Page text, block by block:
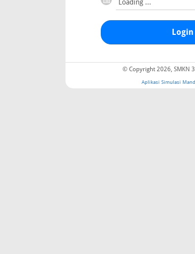
Login
© Copyright 2026, SMKN 3
Aplikasi Simulasi